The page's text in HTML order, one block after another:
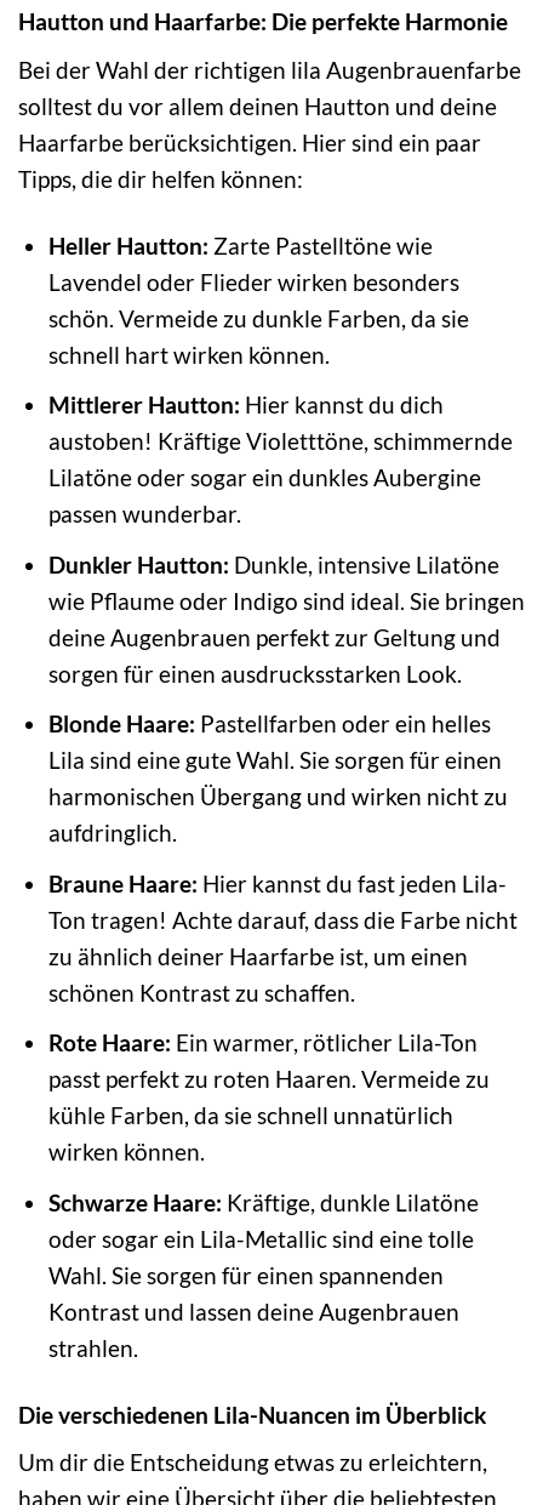
Hautton und Haarfarbe: Die perfekte Harmonie
Bei der Wahl der richtigen lila Augenbrauenfarbe
solltest du vor allem deinen Hautton und deine
Haarfarbe berücksichtigen. Hier sind ein paar
Tipps, die dir helfen können:
Heller Hautton: Zarte Pastelltöne wie
Lavendel oder Flieder wirken besonders
schön. Vermeide zu dunkle Farben, da sie
schnell hart wirken können.
Mittlerer Hautton: Hier kannst du dich
austoben! Kräftige Violetttöne, schimmernde
Lilatöne oder sogar ein dunkles Aubergine
passen wunderbar.
Dunkler Hautton: Dunkle, intensive Lilatöne
wie Pflaume oder Indigo sind ideal. Sie bringen
deine Augenbrauen perfekt zur Geltung und
sorgen für einen ausdrucksstarken Look.
Blonde Haare: Pastellfarben oder ein helles
Lila sind eine gute Wahl. Sie sorgen für einen
harmonischen Übergang und wirken nicht zu
aufdringlich.
Braune Haare: Hier kannst du fast jeden Lila-
Ton tragen! Achte darauf, dass die Farbe nicht
zu ähnlich deiner Haarfarbe ist, um einen
schönen Kontrast zu schaffen.
Rote Haare: Ein warmer, rötlicher Lila-Ton
passt perfekt zu roten Haaren. Vermeide zu
kühle Farben, da sie schnell unnatürlich
wirken können.
Schwarze Haare: Kräftige, dunkle Lilatöne
oder sogar ein Lila-Metallic sind eine tolle
Wahl. Sie sorgen für einen spannenden
Kontrast und lassen deine Augenbrauen
strahlen.
Die verschiedenen Lila-Nuancen im Überblick
Um dir die Entscheidung etwas zu erleichtern,
haben wir eine Übersicht über die beliebtesten